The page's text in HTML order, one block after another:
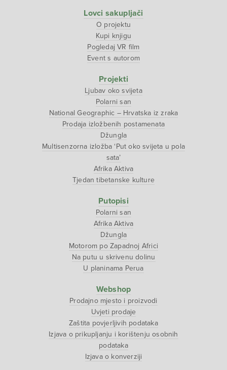
Lovci sakupljači
O projektu
Kupi knjigu
Pogledaj VR film
Event s autorom
Projekti
Ljubav oko svijeta
Polarni san
National Geographic – Hrvatska iz zraka
Prodaja izložbenih postamenata
Džungla
Multisenzorna izložba ‘Put oko svijeta u pola
sata’
Afrika Aktiva
Tjedan tibetanske kulture
Putopisi
Polarni san
Afrika Aktiva
Džungla
Motorom po Zapadnoj Africi
Na putu u skrivenu dolinu
U planinama Perua
Webshop
Prodajno mjesto i proizvodi
Uvjeti prodaje
Zaštita povjerljivih podataka
Izjava o prikupljanju i korištenju osobnih
podataka
Izjava o konverziji